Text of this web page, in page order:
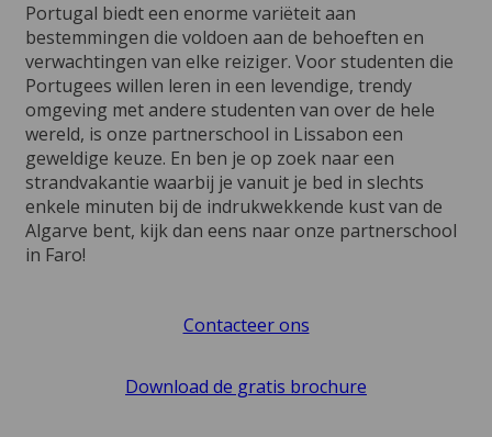
Portugal biedt een enorme variëteit aan
bestemmingen die voldoen aan de behoeften en
verwachtingen van elke reiziger. Voor studenten die
Portugees willen leren in een levendige, trendy
omgeving met andere studenten van over de hele
wereld, is onze partnerschool in Lissabon een
geweldige keuze. En ben je op zoek naar een
strandvakantie waarbij je vanuit je bed in slechts
enkele minuten bij de indrukwekkende kust van de
Algarve bent, kijk dan eens naar onze partnerschool
in Faro!
Contacteer ons
Download de gratis brochure